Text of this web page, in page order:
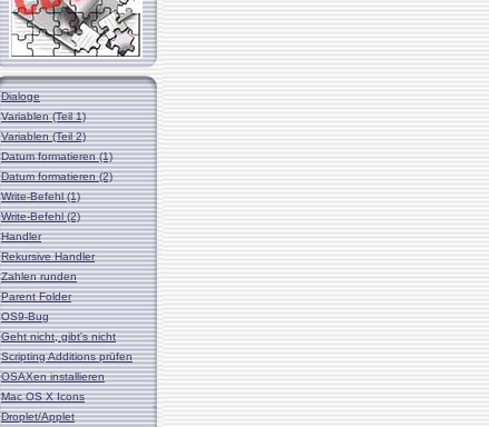
Dialoge
Variablen (Teil 1)
Variablen (Teil 2)
Datum formatieren (1)
Datum formatieren (2)
Write-Befehl (1)
Write-Befehl (2)
Handler
Rekursive Handler
Zahlen runden
Parent Folder
OS9-Bug
Geht nicht, gibt's nicht
Scripting Additions prüfen
OSAXen installieren
Mac OS X Icons
Droplet/Applet